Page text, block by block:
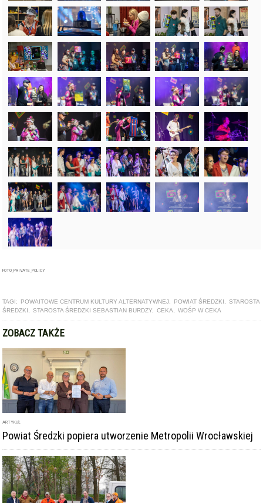
FOTO_PRIVATE_POLICY
TAGI: POWAITOWE CENTRUM KULTURY ALTERNATYWNEJ, POWIAT ŚREDZKI , STAROSTA
ŚREDZKI , STAROSTA ŚREDZKI SEBASTIAN BURDZY, CEKA, WOŚP W CEKA
ZOBACZ TAKŻE
ARTYKUŁ
Powiat Średzki popiera utworzenie Metropolii Wrocławskiej